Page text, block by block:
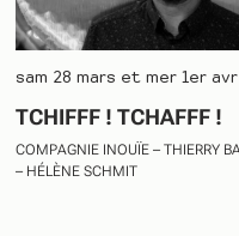
sam 28 mars et mer 1er avr
TCHIFFF ! TCHAFFF !
COMPAGNIE INOUÏE – THIERRY
– HÉLÈNE SCHMIT